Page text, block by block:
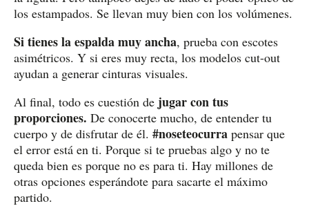
los estampados. Se llevan muy bien con los volúmenes.
Si tienes la espalda muy ancha, prueba con escotes
asimétricos. Y si eres muy recta, los modelos cut-out
ayudan a generar cinturas visuales.
Al final, todo es cuestión de jugar con tus
proporciones. De conocerte mucho, de entender tu
cuerpo y de disfrutar de él. #noseteocurra pensar que
el error está en ti. Porque si te pruebas algo y no te
queda bien es porque no es para ti. Hay millones de
otras opciones esperándote para sacarte el máximo
partido.